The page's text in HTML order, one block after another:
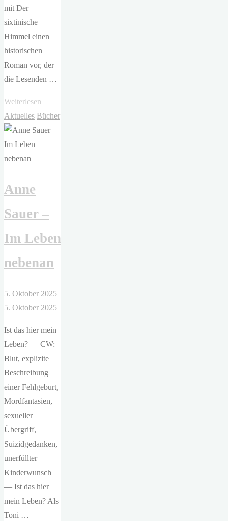
mit Der
sixtinische
Himmel einen
historischen
Roman vor, der
die Lesenden …
Weiterlesen
Morell
–
Aktuelles Bücher
Anne
Sauer –
Im Leben
nebenan
5. Oktober 2025
5. Oktober 2025
Ist das hier mein
Leben? — CW:
Blut, explizite
Beschreibung
einer Fehlgeburt,
Mordfantasien,
sexueller
Übergriff,
Suizidgedanken,
unerfüllter
Kinderwunsch
— Ist das hier
mein Leben? Als
Toni …